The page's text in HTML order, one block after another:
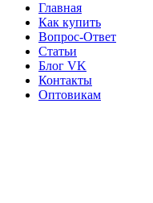
Главная
Как купить
Вопрос-Ответ
Статьи
Блог VK
Контакты
Оптовикам